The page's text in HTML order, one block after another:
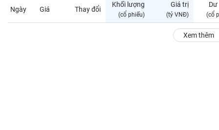
Ngày Giá Thay đổi
Khối lượng
(cổ phiếu)
Giá trị
(tỷ VNĐ)
Dư
(cổ
Xem thêm
CÁ
NHÂN